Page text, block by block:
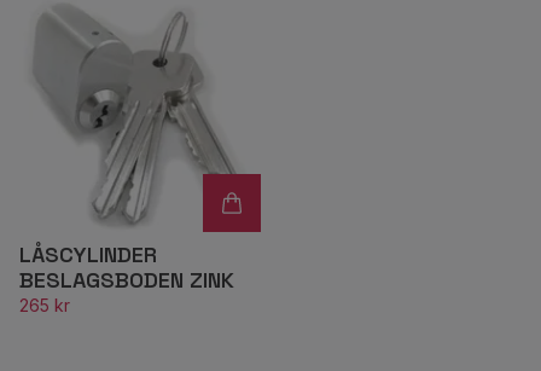
LÅSCYLINDER
BESLAGSBODEN ZINK
265 kr